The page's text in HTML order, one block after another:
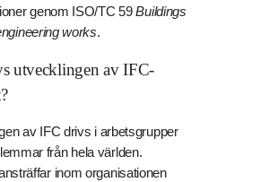
genom ISO/TC 59Buildings
works.
utvecklingen av IFC-
av IFC drivs i arbetsgrupper
från hela världen.
inom organisationen